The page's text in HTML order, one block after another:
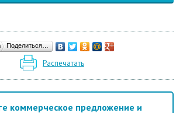
Поделиться…
Распечатать
коммерческое предложение и